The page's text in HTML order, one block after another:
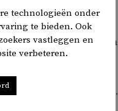
van de
De oorlog, die aan
Armenië gewonnen. De
de Azerbeidzjaanse
zuiveringen plaats.
Nagorno-
technologieën onder
te bieden. Ook
vastleggen en
verbeteren.